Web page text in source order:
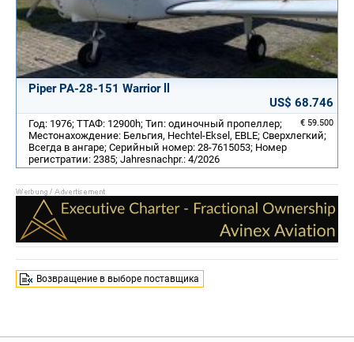
Piper PA-28-151 Warrior ll
US$ 68.746
€ 59.500
Год: 1976; ТТАФ: 12900h; Тип: одиночный пропеллер;
Местонахождение: Бельгия, Hechtel-Eksel, EBLE; Сверхлегкий;
Всегда в ангаре; Серийный номер: 28-7615053; Номер
регистратии: 2385; Jahresnachpr.: 4/2026
Возвращение в выборе поставщика